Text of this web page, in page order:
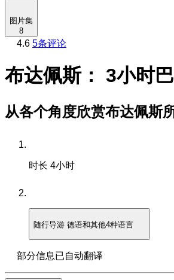
图片集
8
4.6 5条评论
布达佩斯： 3小时
从各个角度欣赏布达佩斯
时长 4小时
随行导游 德语和其他4种语言
部分信息已自动翻译